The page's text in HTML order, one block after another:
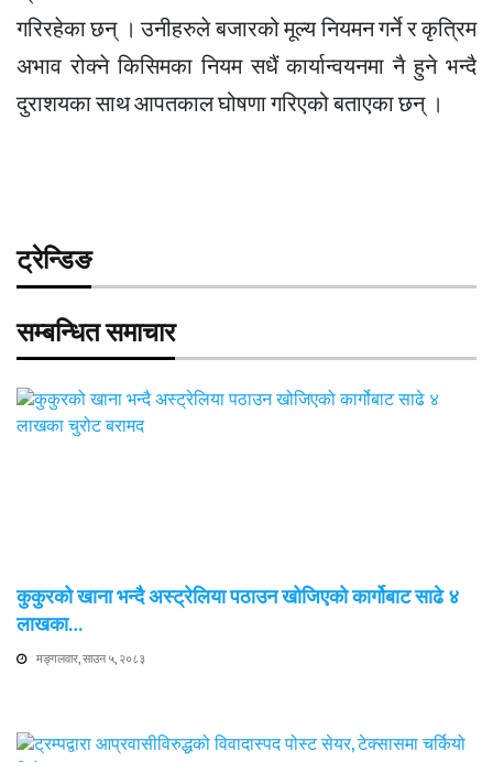
गरिरहेका छन् । उनीहरुले बजारको मूल्य नियमन गर्ने र कृत्रिम
अभाव रोक्ने किसिमका नियम सधैं कार्यान्वयनमा नै हुने भन्दै
दुराशयका साथ आपतकाल घोषणा गरिएको बताएका छन् ।
ट्रेन्डिङ
सम्बन्धित समाचार
कुकुरको खाना भन्दै अस्ट्रेलिया पठाउन खोजिएको कार्गोबाट साढे ४
लाखका…
मङ्गलवार, साउन ५, २०८३